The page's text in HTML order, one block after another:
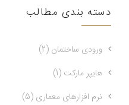
دسته بندی مطالب
ورودی ساختمان (2)
هایپر مارکت (1)
نرم افزارهای معماری (5)